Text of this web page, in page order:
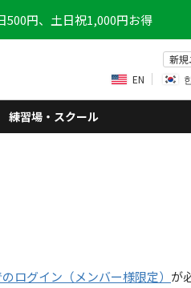
500円、土日祝1,000円お得
新規
EN
練習場・スクール
ログイン（メンバー様限定） が